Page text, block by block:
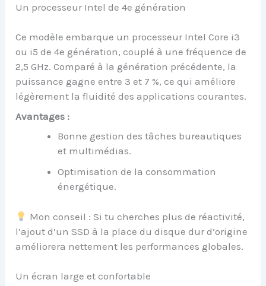
Un processeur Intel de 4e génération
Ce modèle embarque un processeur Intel Core i3
ou i5 de 4e génération, couplé à une fréquence de
2,5 GHz. Comparé à la génération précédente, la
puissance gagne entre 3 et 7 %, ce qui améliore
légèrement la fluidité des applications courantes.
Avantages :
Bonne gestion des tâches bureautiques
et multimédias.
Optimisation de la consommation
énergétique.
Mon conseil : Si tu cherches plus de réactivité,
l’ajout d’un SSD à la place du disque dur d’origine
améliorera nettement les performances globales.
Un écran large et confortable